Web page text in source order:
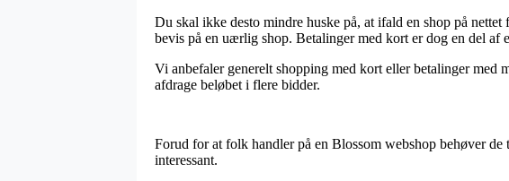
Du skal ikke desto mindre huske på, at ifald en shop på
bevis på en uærlig shop. Betalinger med kort er dog en del af
Vi anbefaler generelt shopping med kort eller betalinger
afdrage beløbet i flere bidder.
Forud for at folk handler på en Blossom webshop behøver
interessant.